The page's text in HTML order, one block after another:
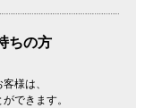
ちの方
様は、
できます。